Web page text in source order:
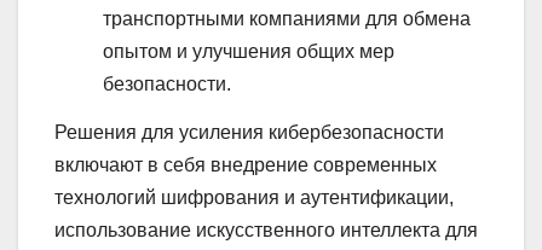
транспортными компаниями для обмена
опытом и улучшения общих мер
безопасности.
Решения для усиления кибербезопасности
включают в себя внедрение современных
технологий шифрования и аутентификации,
использование искусственного интеллекта для